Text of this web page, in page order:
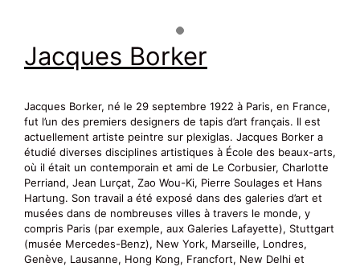
Jacques Borker
Jacques Borker, né le 29 septembre 1922 à Paris, en France,
fut l’un des premiers designers de tapis d’art français. Il est
actuellement artiste peintre sur plexiglas. Jacques Borker a
étudié diverses disciplines artistiques à École des beaux-arts,
où il était un contemporain et ami de Le Corbusier, Charlotte
Perriand, Jean Lurçat, Zao Wou-Ki, Pierre Soulages et Hans
Hartung. Son travail a été exposé dans des galeries d’art et
musées dans de nombreuses villes à travers le monde, y
compris Paris (par exemple, aux Galeries Lafayette), Stuttgart
(musée Mercedes-Benz), New York, Marseille, Londres,
Genève, Lausanne, Hong Kong, Francfort, New Delhi et